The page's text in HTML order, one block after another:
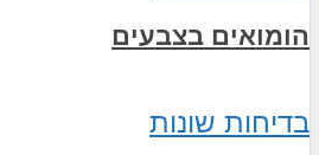
הומואים בצבעים
בדיחות שונות